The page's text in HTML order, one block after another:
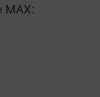
MАХ: